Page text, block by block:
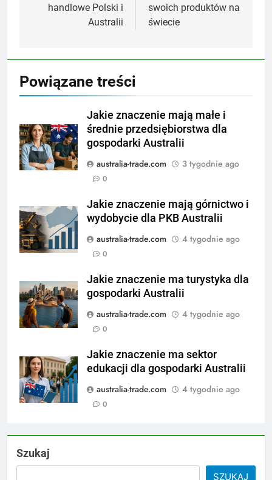
handlowe Polski i
Australii
swoich produktów na
świecie
Powiązane treści
Jakie znaczenie mają małe i
średnie przedsiębiorstwa dla
gospodarki Australii
australia-trade.com
3 tygodnie ago
0
Jakie znaczenie mają górnictwo i
wydobycie dla PKB Australii
australia-trade.com
4 tygodnie ago
0
Jakie znaczenie ma turystyka dla
gospodarki Australii
australia-trade.com
4 tygodnie ago
0
Jakie znaczenie ma sektor
edukacji dla gospodarki Australii
australia-trade.com
4 tygodnie ago
0
Szukaj
SZUKAJ